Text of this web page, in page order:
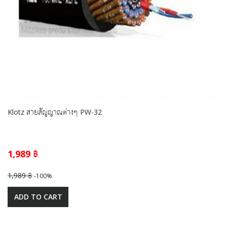
Klotz สายสัญญาณต่างๆ PW-32
1,989 ฿
1,989 ฿-100%
ADD TO CART